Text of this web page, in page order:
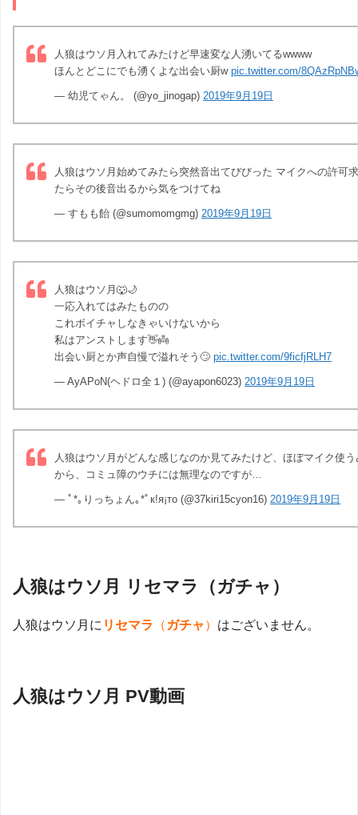
人狼はウソ月入れてみたけど早速変な人湧いてるwwww
ほんとどこにでも湧くよな出会い厨w pic.twitter.com/
— 幼児てゃん。 (@yo_jinogap) 2019年9月19日
人狼はウソ月始めてみたら突然音出てびびった マイクへの許可
たらその後音出るから気をつけてね
— すもも飴 (@sumomomgmg) 2019年9月19日
人狼はウソ月🐺🌙
一応入れてはみたものの
これボイチャしなきゃいけないから
私はアンストします👋👼
出会い厨とか声自慢で溢れそう🙄 pic.twitter.com/9ficfjRLH7
— AyAPoN(ヘドロ全１) (@ayapon6023) 2019年9月19日
人狼はウソ月がどんな感じなのか見てみたけど、ほぼマイク使
から、コミュ障のウチには無理なのですが…
— ﾟ*｡りっちょん｡*ﾟк!я¡то (@37kiri15cyon16) 2019年9月19日
人狼はウソ月 リセマラ（ガチャ）
人狼はウソ月に リセマラ （ ガチャ ） はございません。
人狼はウソ月 PV動画